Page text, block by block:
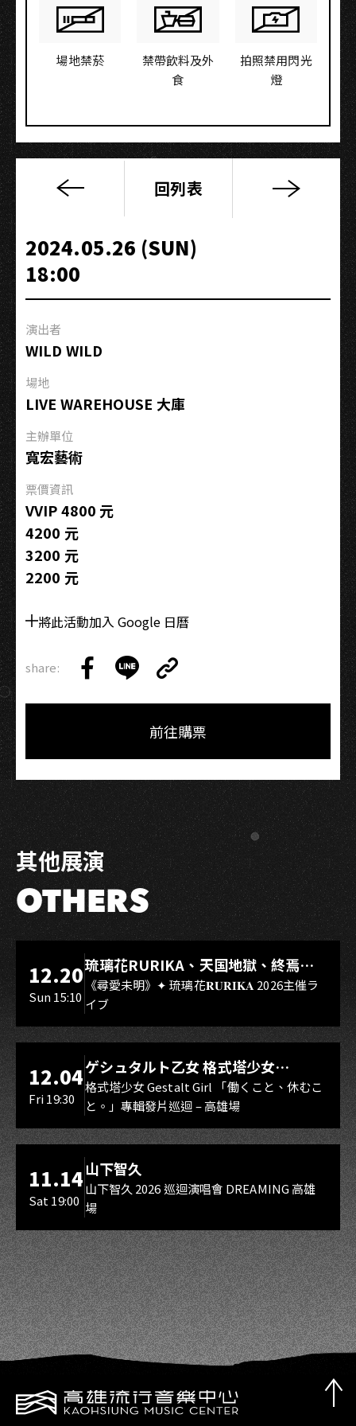
場地禁菸
禁帶飲料及外
食
拍照禁用閃光
燈
粗
Band〈TBB-
X-
001〉
Hug
高
w/
POT
(JP)
回列表
2024.05.26 (SUN)
18:00
演出者
WILD WILD
場地
LIVE WAREHOUSE 大庫
主辦單位
寬宏藝術
票價資訊
VVIP 4800 元
4200 元
3200 元
2200 元
將此活動加入 Google 日曆
share:
on
on
Link
Copy
前往購票
其他展演
OTHERS
LIVE WAREHOUSE 小庫
12.20
Sun 15:10
琉璃花RURIKA、天国地獄、終焉
Rebirth、DUALIA、無我夢中、花奏
スマイル（O.A.）
《尋愛未明》✦ 琉璃花𝐑𝐔𝐑𝐈𝐊𝐀 2026主催ラ
イブ
LIVE WAREHOUSE 小庫
12.04
Fri 19:30
ゲシュタルト乙女 格式塔少女
Gestalt Girl
格式塔少女 Gestalt Girl 「働くこと、休むこ
と。」專輯發片巡迴 – 高雄場
11.14
Sat 19:00
山下智久
山下智久 2026 巡迴演唱會 DREAMING 高雄
場